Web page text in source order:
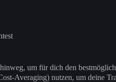
um für dich den
Averaging) nutzen, um deine